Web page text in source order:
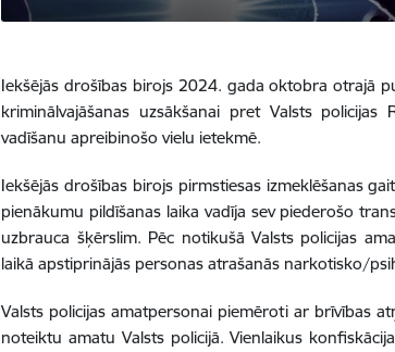
Iekšējās drošības birojs 2024. gada oktobra otrajā
kriminālvajāšanas uzsākšanai pret Valsts
vadīšanu apreibinošo vielu ietekmē.
Iekšējās drošības birojs pirmstiesas izmeklēšanas
pienākumu pildīšanas laika vadīja sev piederošo
uzbrauca šķērslim. Pēc notikušā Valsts policijas
laikā apstiprinājās personas atrašanās narkotisko/
Valsts policijas amatpersonai piemēroti ar brīvības
noteiktu amatu Valsts policijā. Vienlaikus